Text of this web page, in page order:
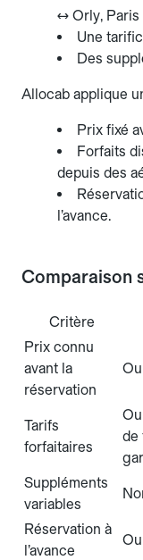
↔ Orly, Paris
Une
Des
Allocab applique
Prix fixé
Forfaits
depuis des
l’avance.
Comparaison
Critère
Prix connu
avant la
réservation
Tarifs
forfaitaires
de
Suppléments
variables
Réservation à
l’avance